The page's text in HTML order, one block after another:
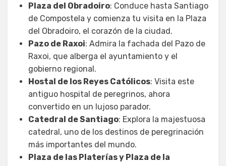
Plaza del Obradoiro: Conduce hasta Santiago
de Compostela y comienza tu visita en la Plaza
del Obradoiro, el corazón de la ciudad.
Pazo de Raxoi: Admira la fachada del Pazo de
Raxoi, que alberga el ayuntamiento y el
gobierno regional.
Hostal de los Reyes Católicos: Visita este
antiguo hospital de peregrinos, ahora
convertido en un lujoso parador.
Catedral de Santiago: Explora la majestuosa
catedral, uno de los destinos de peregrinación
más importantes del mundo.
Plaza de las Platerías y Plaza de la